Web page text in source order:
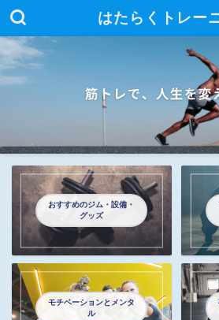
はたらくトレー
おすすめのジム・設備・
グッズ
モチベーションとメンタ
ル